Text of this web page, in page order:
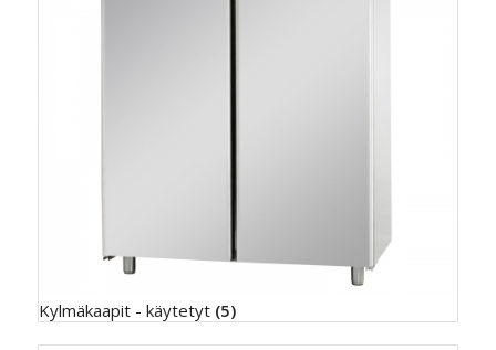
Kylmäkaapit - käytetyt (5)